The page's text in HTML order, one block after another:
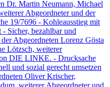
Dr. Martin Neumann, Michael
Abgeordneter und der
19/7696 - Kohleausstieg mit
Sicher, bezahlbar und
Abgeordneten Lorenz Gösta
Lötzsch, weiterer
DIE LINKE. - Drucksache
und sozial gerecht umsetzen
Oliver Krischer,
weiterer Abgeordneter und